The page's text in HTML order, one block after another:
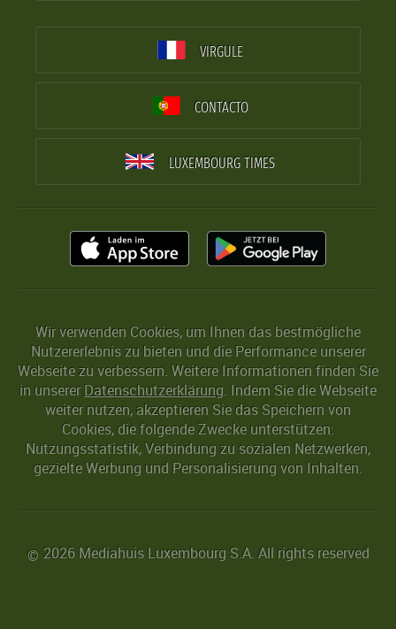
VIRGULE
CONTACTO
LUXEMBOURG TIMES
Wir verwenden Cookies, um Ihnen das bestmögliche
Nutzererlebnis zu bieten und die Performance unserer
Webseite zu verbessern. Weitere Informationen finden Sie
in unserer Datenschutzerklärung. Indem Sie die Webseite
weiter nutzen, akzeptieren Sie das Speichern von
Cookies, die folgende Zwecke unterstützen:
Nutzungsstatistik, Verbindung zu sozialen Netzwerken,
gezielte Werbung und Personalisierung von Inhalten.
© 2026 Mediahuis Luxembourg S.A. All rights reserved